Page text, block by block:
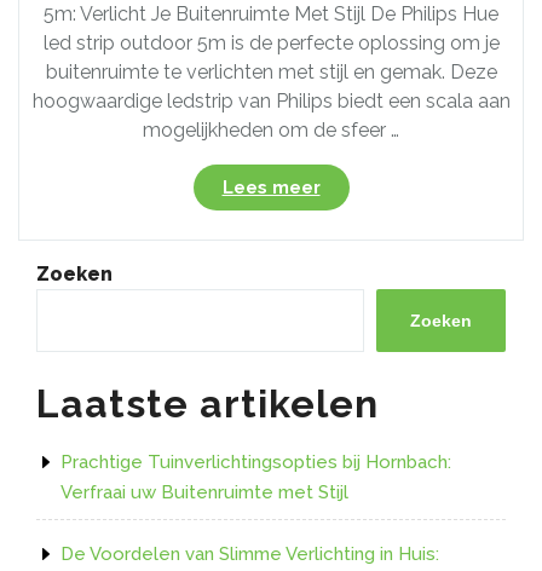
5m: Verlicht Je Buitenruimte Met Stijl De Philips Hue
led strip outdoor 5m is de perfecte oplossing om je
buitenruimte te verlichten met stijl en gemak. Deze
hoogwaardige ledstrip van Philips biedt een scala aan
mogelijkheden om de sfeer …
Lees meer“Verlicht
Je
Buitenruimte
met
Philips
Led
Outdoor
Zoeken
Zoeken
Laatste artikelen
Prachtige Tuinverlichtingsopties bij Hornbach:
Verfraai uw Buitenruimte met Stijl
De Voordelen van Slimme Verlichting in Huis: